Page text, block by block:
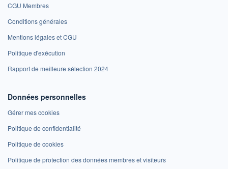
CGU Membres
Conditions générales
Mentions légales et CGU
Politique d'exécution
Rapport de meilleure sélection 2024
Données personnelles
Gérer mes cookies
Politique de confidentialité
Politique de cookies
Politique de protection des données membres et visiteurs